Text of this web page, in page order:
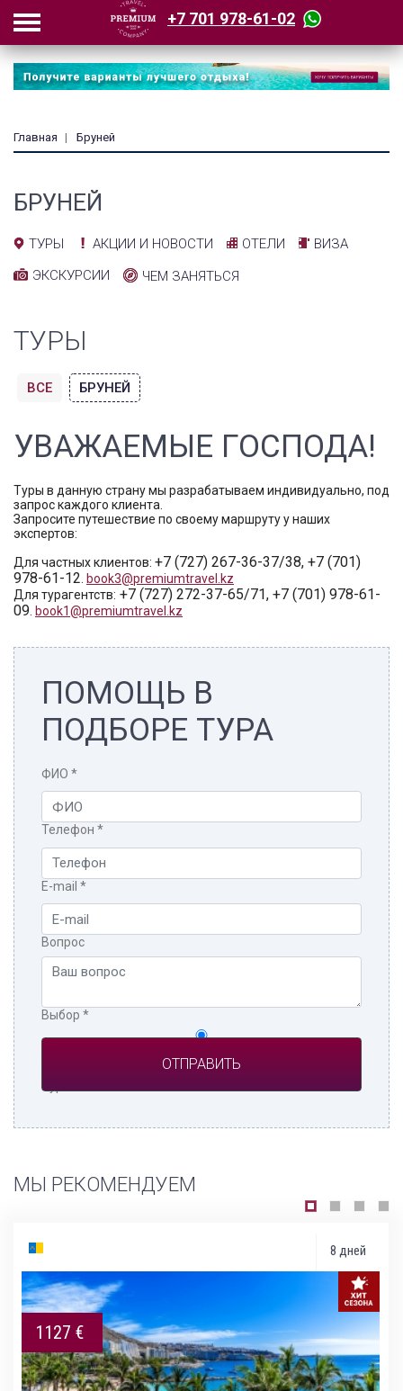
+7 701 978-61-02
Главная Бруней
БРУНЕЙ
ТУРЫ АКЦИИ И НОВОСТИ ОТЕЛИ
ВИЗА
ЭКСКУРСИИ
ЧЕМ ЗАНЯТЬСЯ
ТУРЫ
ВСЕ БРУНЕЙ
УВАЖАЕМЫЕ ГОСПОДА!
Туры в данную страну мы разрабатываем индивидуально, под
запрос каждого клиента.
Запросите путешествие по своему маршруту у наших
экспертов:
Для частных клиентов: +7 (727) 267-36-37/38, +7 (701)
978-61-12 book3@premiumtravel.kz
Для турагентств: +7 (727) 272-37-65/71, +7 (701) 978-61-
09 book1@premiumtravel.kz
ПОМОЩЬ В
ПОДБОРЕ ТУРА
ФИО *
Телефон *
E-mail *
Вопрос
Выбор *
Турагент
МЫ РЕКОМЕНДУЕМ
8 дней
1127 €